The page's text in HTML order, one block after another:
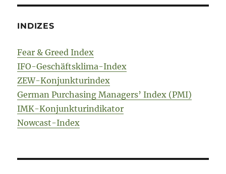
INDIZES
Fear & Greed Index
IFO-Geschäftsklima-Index
ZEW-Konjunkturindex
German Purchasing Managers’ Index (PMI)
IMK-Konjunkturindikator
Nowcast-Index